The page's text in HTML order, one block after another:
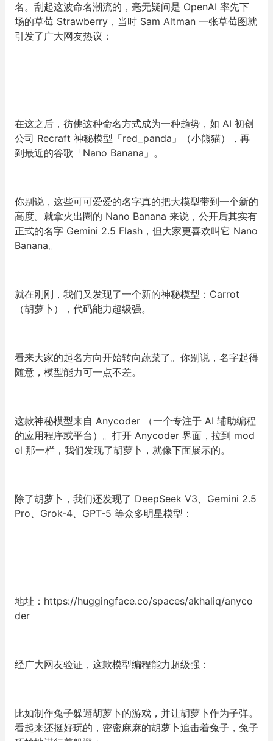
名。刮起这波命名潮流的，毫无疑问是 OpenAI 率先下
场的草莓 Strawberry，当时 Sam Altman 一张草莓图就
引发了广大网友热议：
在这之后，彷佛这种命名方式成为一种趋势，如 AI 初创
公司 Recraft 神秘模型「red_panda」（小熊猫），再
到最近的谷歌「Nano Banana」。
你别说，这些可可爱爱的名字真的把大模型带到一个新的
高度。就拿火出圈的 Nano Banana 来说，公开后其实有
正式的名字 Gemini 2.5 Flash，但大家更喜欢叫它 Nano
Banana。
就在刚刚，我们又发现了一个新的神秘模型： Carrot
（胡萝卜），代码能力超级强。
看来大家的起名方向开始转向蔬菜了。你别说，名字起得
随意，模型能力可一点不差。
这款神秘模型来自 Anycoder （一个专注于 AI 辅助编程
的应用程序或平台）。打开 Anycoder 界面，拉到 mod
el 那一栏，我们发现了胡萝卜，就像下面展示的。
除了胡萝卜，我们还发现了 DeepSeek V3、Gemini 2.5
Pro、Grok-4、GPT-5 等众多明星模型：
地址：https://huggingface.co/spaces/akhaliq/anyco
der
经广大网友验证，这款模型编程能力超级强：
比如制作兔子躲避胡萝卜的游戏，并让胡萝卜作为子弹。
看起来还挺好玩的，密密麻麻的胡萝卜追击着兔子，兔子